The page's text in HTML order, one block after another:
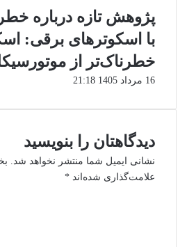
پژوهش تازه درباره
با اسکوترهای برقی:
خطرناک‌تر از
16 مرداد 1405 21:18
دیدگاهتان را بنویسید
نشانی ایمیل شما منتشر نخواهد شد.
علامت‌گذاری شده‌اند *